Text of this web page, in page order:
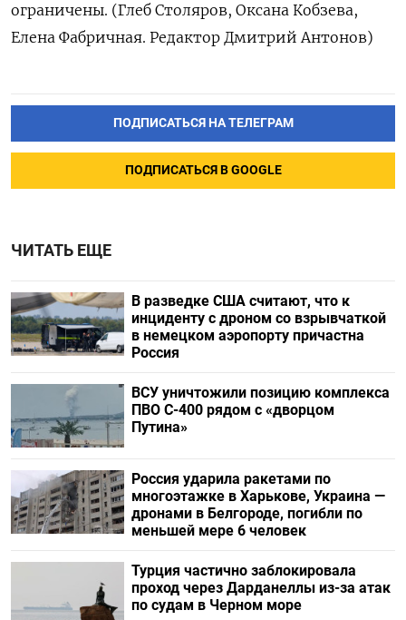
ограничены. (Глеб Столяров, Оксана Кобзева,
Елена Фабричная. Редактор Дмитрий Антонов)
ПОДПИСАТЬСЯ НА ТЕЛЕГРАМ
ПОДПИСАТЬСЯ В GOOGLE
ЧИТАТЬ ЕЩЕ
В разведке США считают, что к
инциденту с дроном со взрывчаткой
в немецком аэропорту причастна
Россия
ВСУ уничтожили позицию комплекса
ПВО С-400 рядом с «дворцом
Путина»
Россия ударила ракетами по
многоэтажке в Харькове, Украина —
дронами в Белгороде, погибли по
меньшей мере 6 человек
Турция частично заблокировала
проход через Дарданеллы из-за атак
по судам в Черном море